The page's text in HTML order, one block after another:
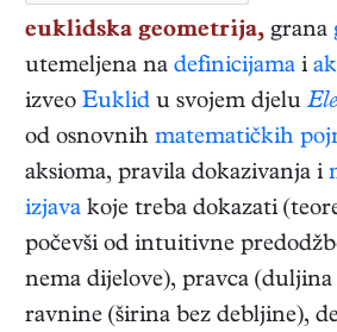
euklidska geometrija, grana
utemeljena na definicijama i
izveo Euklid u svojem djelu
od osnovnih matematičkih
aksioma, pravila dokazivanja i
izjava koje treba dokazati
počevši od intuitivne
nema dijelove), pravca
ravnine (širina bez debljine),